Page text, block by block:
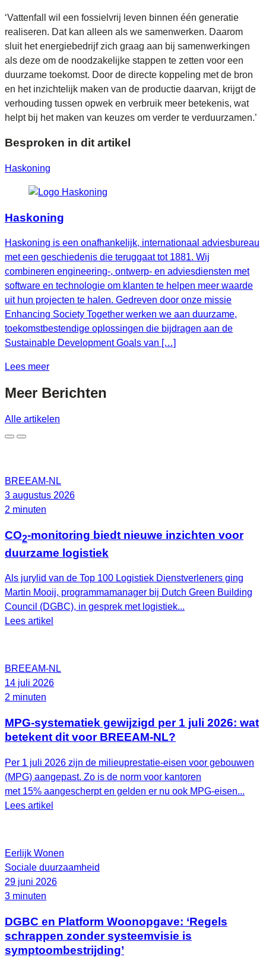
‘Vattenfall wil een fossielvrij leven binnen één generatie
realiseren. Dat kan alleen als we samenwerken. Daarom
sluit het energiebedrijf zich graag aan bij samenwerkingen
als deze om de noodzakelijke stappen te zetten voor een
duurzame toekomst. Door de directe koppeling met de bron
en het inzichtelijk maken van de productie daarvan, krijgt de
verhouding tussen opwek en verbruik meer betekenis, wat
helpt bij het maken van keuzes om verder te verduurzamen.’
Besproken in dit artikel
Haskoning
Haskoning
Haskoning is een onafhankelijk, internationaal adviesbureau
met een geschiedenis die teruggaat tot 1881. Wij
combineren engineering-, ontwerp- en adviesdiensten met
software en technologie om klanten te helpen meer waarde
uit hun projecten te halen. Gedreven door onze missie
Enhancing Society Together werken we aan duurzame,
toekomstbestendige oplossingen die bijdragen aan de
Sustainable Development Goals van […]
Lees meer
Meer Berichten
Alle artikelen
BREEAM-NL
3 augustus 2026
2 minuten
CO2-monitoring biedt nieuwe inzichten voor
duurzame logistiek
Als jurylid van de Top 100 Logistiek Dienstverleners ging
Martin Mooij, programmamanager bij Dutch Green Building
Council (DGBC), in gesprek met logistiek...
Lees artikel
BREEAM-NL
14 juli 2026
2 minuten
MPG-systematiek gewijzigd per 1 juli 2026: wat
betekent dit voor BREEAM-NL?
Per 1 juli 2026 zijn de milieuprestatie-eisen voor gebouwen
(MPG) aangepast. Zo is de norm voor kantoren
met 15% aangescherpt en gelden er nu ook MPG-eisen...
Lees artikel
Eerlijk Wonen
Sociale duurzaamheid
29 juni 2026
3 minuten
DGBC en Platform Woonopgave: ‘Regels
schrappen zonder systeemvisie is
symptoombestrijding’